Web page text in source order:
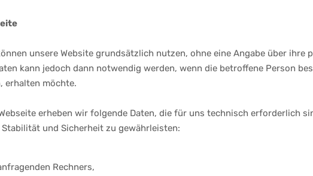
unsere Website grundsätzlich nutzen, ohne eine Angabe über ihre
kann jedoch dann notwendig werden, wenn die betroffene Person
erhalten möchte.
erheben wir folgende Daten, die für uns technisch erforderlich
und Sicherheit zu gewährleisten:
Rechners,